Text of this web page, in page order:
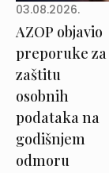
03.08.2026.
AZOP objavio
preporuke za
zaštitu
osobnih
podataka na
godišnjem
odmoru